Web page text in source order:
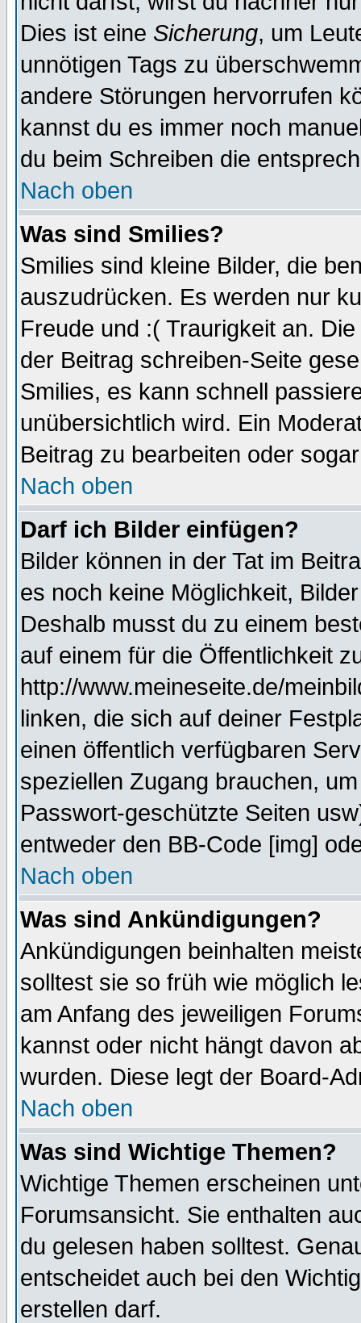
Dies ist eine Sicherung, um
unnötigen Tags zu
andere Störungen hervorrufen
kannst du es immer noch
du beim Schreiben die
Nach oben
Was sind Smilies?
Smilies sind kleine Bilder, die
auszudrücken. Es werden nur
Freude und :( Traurigkeit an.
der Beitrag schreiben-Seite
Smilies, es kann schnell
unübersichtlich wird. Ein
Beitrag zu bearbeiten oder
Nach oben
Darf ich Bilder einfügen?
Bilder können in der Tat im
es noch keine Möglichkeit,
Deshalb musst du zu einem
auf einem für die Öffentlichkeit
http://www.meineseite.de/
linken, die sich auf deiner
einen öffentlich verfügbaren
speziellen Zugang brauchen,
Passwort-geschützte Seiten
entweder den BB-Code [img]
Nach oben
Was sind Ankündigungen?
Ankündigungen beinhalten
solltest sie so früh wie möglich
am Anfang des jeweiligen
kannst oder nicht hängt davon
wurden. Diese legt der Board-
Nach oben
Was sind Wichtige Themen?
Wichtige Themen erscheinen
Forumsansicht. Sie enthalten
du gelesen haben solltest.
entscheidet auch bei den
erstellen darf.